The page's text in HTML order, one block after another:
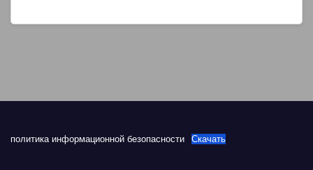
политика информационной безопасности Скачать